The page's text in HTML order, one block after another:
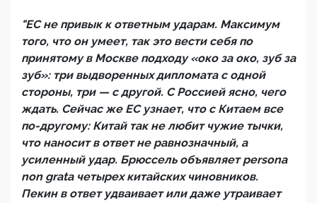
"ЕС не привык к ответным ударам. Максимум
того, что он умеет, так это вести себя по
принятому в Москве подходу «око за око, зуб за
зуб»: три выдворенных дипломата с одной
стороны, три — с другой. С Россией ясно, чего
ждать. Сейчас же ЕС узнает, что с Китаем все
по-другому: Китай так не любит чужие тычки,
что наносит в ответ не равнозначный, а
усиленный удар. Брюссель объявляет persona
non grata четырех китайских чиновников.
Пекин в ответ удваивает или даже утраивает